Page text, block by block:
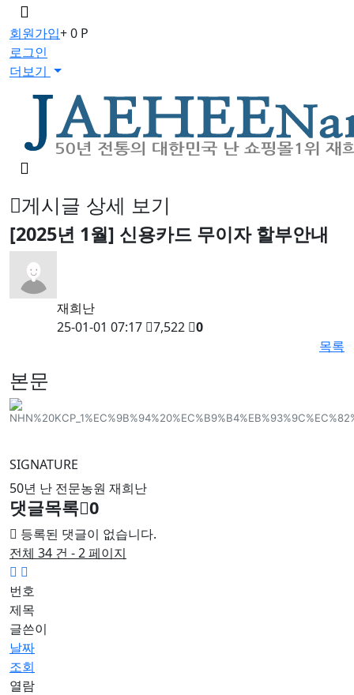
메
뉴
버
튼
회원가입+ 0 P
로그인
더보기
검
버
튼
게시글 상세 보기
[2025년 1월] 신용카드 무이자 할부안내
재희난
25-01-01 07:17
7,522
0
목록
본문
SIGNATURE
50년 난 전문농원 재희난
댓글목록 0
등록된 댓글이 없습니다.
전체 34 건 - 2 페이지
번호
제목
글쓴이
날짜
조회
열람